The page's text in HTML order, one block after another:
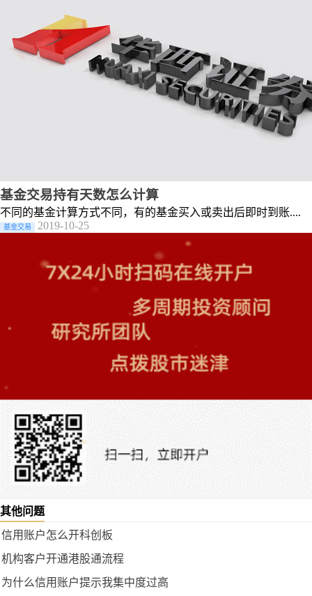
基金交易持有天数怎么计算
不同的基金计算方式不同，有的基金买入或卖出后即时到账....
基金交易 2019-10-25
其他问题
信用账户怎么开科创板
机构客户开通港股通流程
为什么信用账户提示我集中度过高